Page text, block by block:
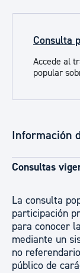
Consulta
Accede al
popular
Información
Consultas
La consulta
participación
para conocer
mediante un
no
público de